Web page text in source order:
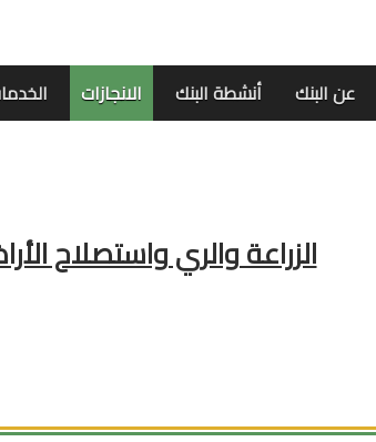
عن البنك أنشطة البنك الانجازات
الزراعة والري واستصلاح